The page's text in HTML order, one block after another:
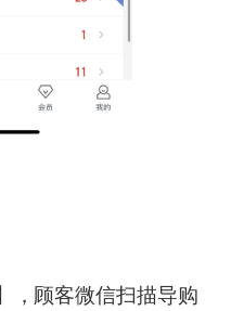
，顾客微信扫描导购